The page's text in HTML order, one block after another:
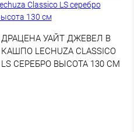
ДРАЦЕНА УАЙТ ДЖЕВЕЛ В
КАШПО LECHUZA СLASSICO
LS СЕРЕБРО ВЫСОТА 130 СМ